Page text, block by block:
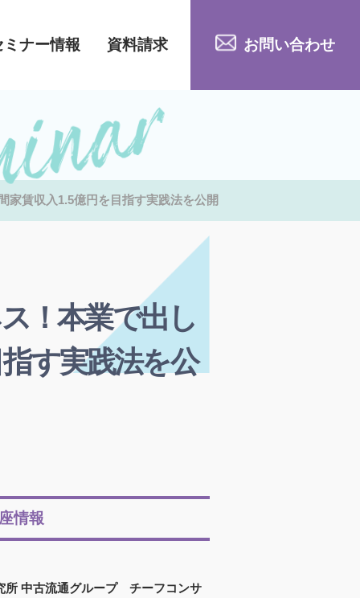
ミナー情報 資料請求 お問い合わせ
家賃収入1.5億円を目指す実践法を公開
！本業で出し
す実践法を公
情報
所 中古流通グループ チーフコンサ